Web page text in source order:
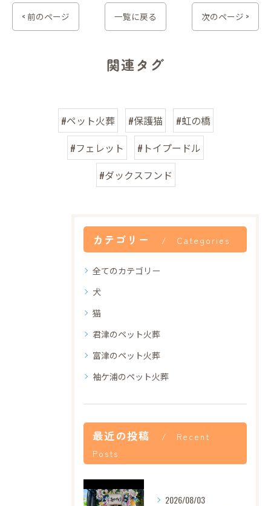
< 前のページ 一覧に戻る 次のページ >
関連タグ
#ペット火葬 #保護猫
#虹の橋
#フェレット
#トイプードル
#ダックスフンド
カテゴリー Categories
全てのカテゴリー
犬
猫
君津のペット火葬
富津のペット火葬
袖ケ浦のペット火葬
最近の投稿
Recent
Posts
2026/08/03